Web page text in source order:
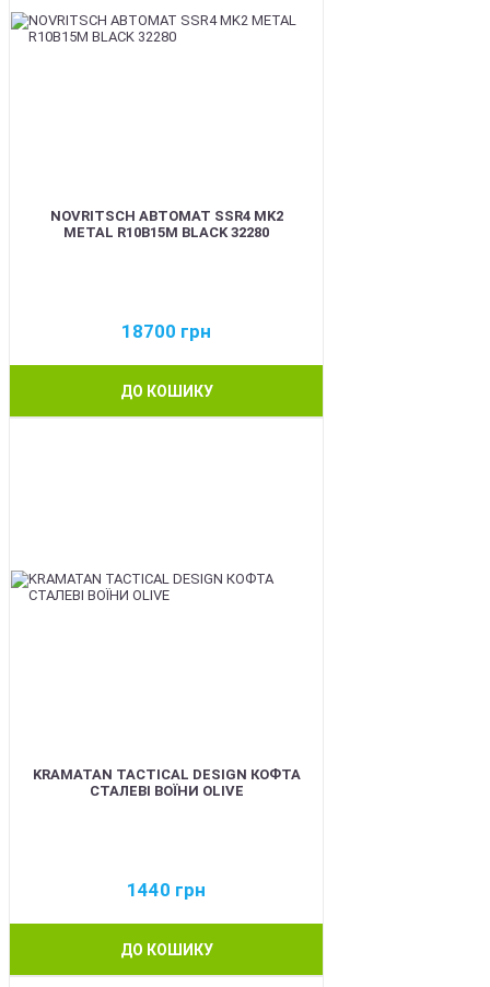
NOVRITSCH АВТОМАТ SSR4 MK2
METAL R10B15M BLACK 32280
18700 грн
ДО КОШИКУ
KRAMATAN TACTICAL DESIGN КОФТА
СТАЛЕВІ ВОЇНИ OLIVE
1440 грн
ДО КОШИКУ